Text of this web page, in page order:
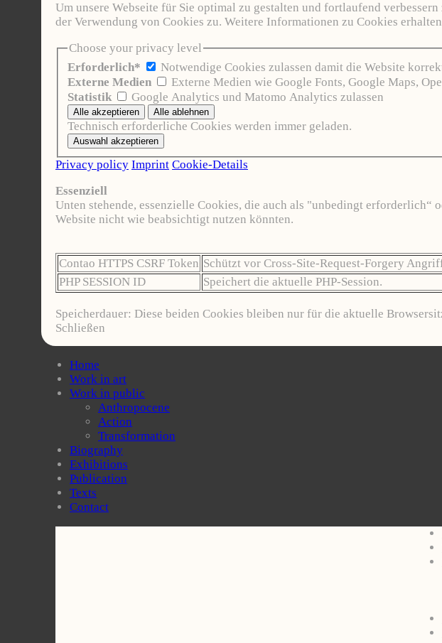
Um unsere Webseite für Sie optimal zu gestalten und fortlaufend
der Verwendung von Cookies zu. Weitere Informationen zu Cookies
Choose your privacy level
Erforderlich*
Notwendige Cookies zulassen damit die Website
Externe Medien
Externe Medien wie Google Fonts, Google Maps,
Statistik
Google Analytics und Matomo Analytics zulassen
Technisch erforderliche Cookies werden immer geladen.
Privacy policy Imprint Cookie-Details
Essenziell
Unten stehende, essenzielle Cookies, die auch als "unbedingt
Website nicht wie beabsichtigt nutzen könnten.
Contao HTTPS CSRF Token Schützt vor Cross-Site-Request-Forgery
PHP SESSION ID
Speichert die aktuelle PHP-Session.
Speicherdauer: Diese beiden Cookies bleiben nur für die aktuelle
Schließen
Home
Work in art
Work in public
Anthropocene
Action
Transformation
Biography
Exhibitions
Publication
Texts
Contact